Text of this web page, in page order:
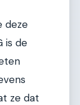
deze
is de
ze dat